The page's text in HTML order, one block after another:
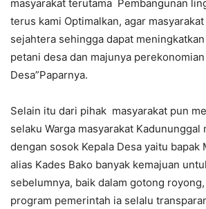
masyarakat terutama Pembangunan
terus kami Optimalkan, agar
sejahtera sehingga dapat
petani desa dan majunya
Desa”Paparnya.
Selain itu dari pihak masyarakat pun
selaku Warga masyarakat Kadununggal
dengan sosok Kepala Desa yaitu bapak
alias Kades Bako banyak kemajuan
sebelumnya, baik dalam gotong
program pemerintah ia selalu